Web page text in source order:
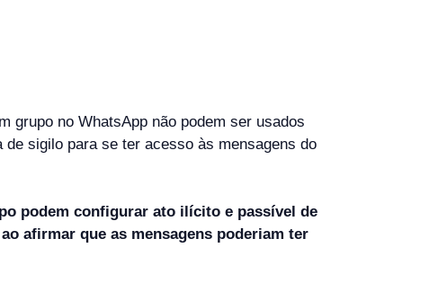
grupo no WhatsApp não podem ser usados
sigilo para se ter acesso às mensagens do
podem configurar ato ilícito e passível de
afirmar que as mensagens poderiam ter